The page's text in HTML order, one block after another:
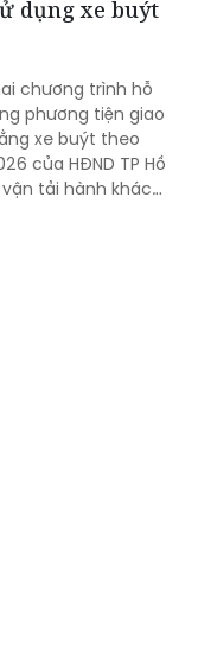
và chịu tác
đang yêu cầu
kíp để bảo đảm
9 và khai thác
năm 2026.
dụng xe buýt
chương trình hỗ
phương tiện giao
xe buýt theo
của HĐND TP Hồ
tải hành khách